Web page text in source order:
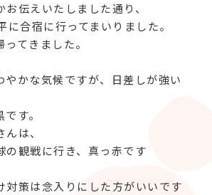
伝えいたしました通り、
に合宿に行ってまいりました。
てきました。
やかな気候ですが、日差しが強い
す。
は、
の観戦に行き、真っ赤です
対策は念入りにした方がいいです